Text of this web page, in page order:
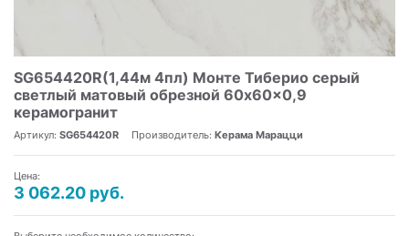
SG654420R(1,44м 4пл) Монте Тиберио серый
светлый матовый обрезной 60x60x0,9
керамогранит
Артикул: SG654420R Производитель: Керама Марацци
Цена:
3 062.20 руб.